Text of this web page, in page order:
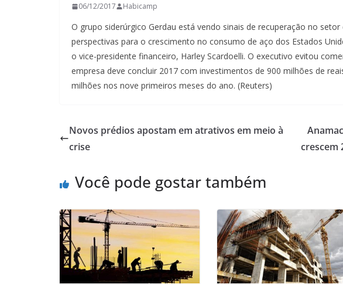
06/12/2017 Habicamp
O grupo siderúrgico Gerdau está vendo sinais de recuperação no
perspectivas para o crescimento no consumo de aço dos Estados
o vice-presidente financeiro, Harley Scardoelli. O executivo evitou
empresa deve concluir 2017 com investimentos de 900 milhões de
milhões nos nove primeiros meses do ano. (Reuters)
Novos prédios apostam em atrativos em meio à
crise
crescem
Você pode gostar também